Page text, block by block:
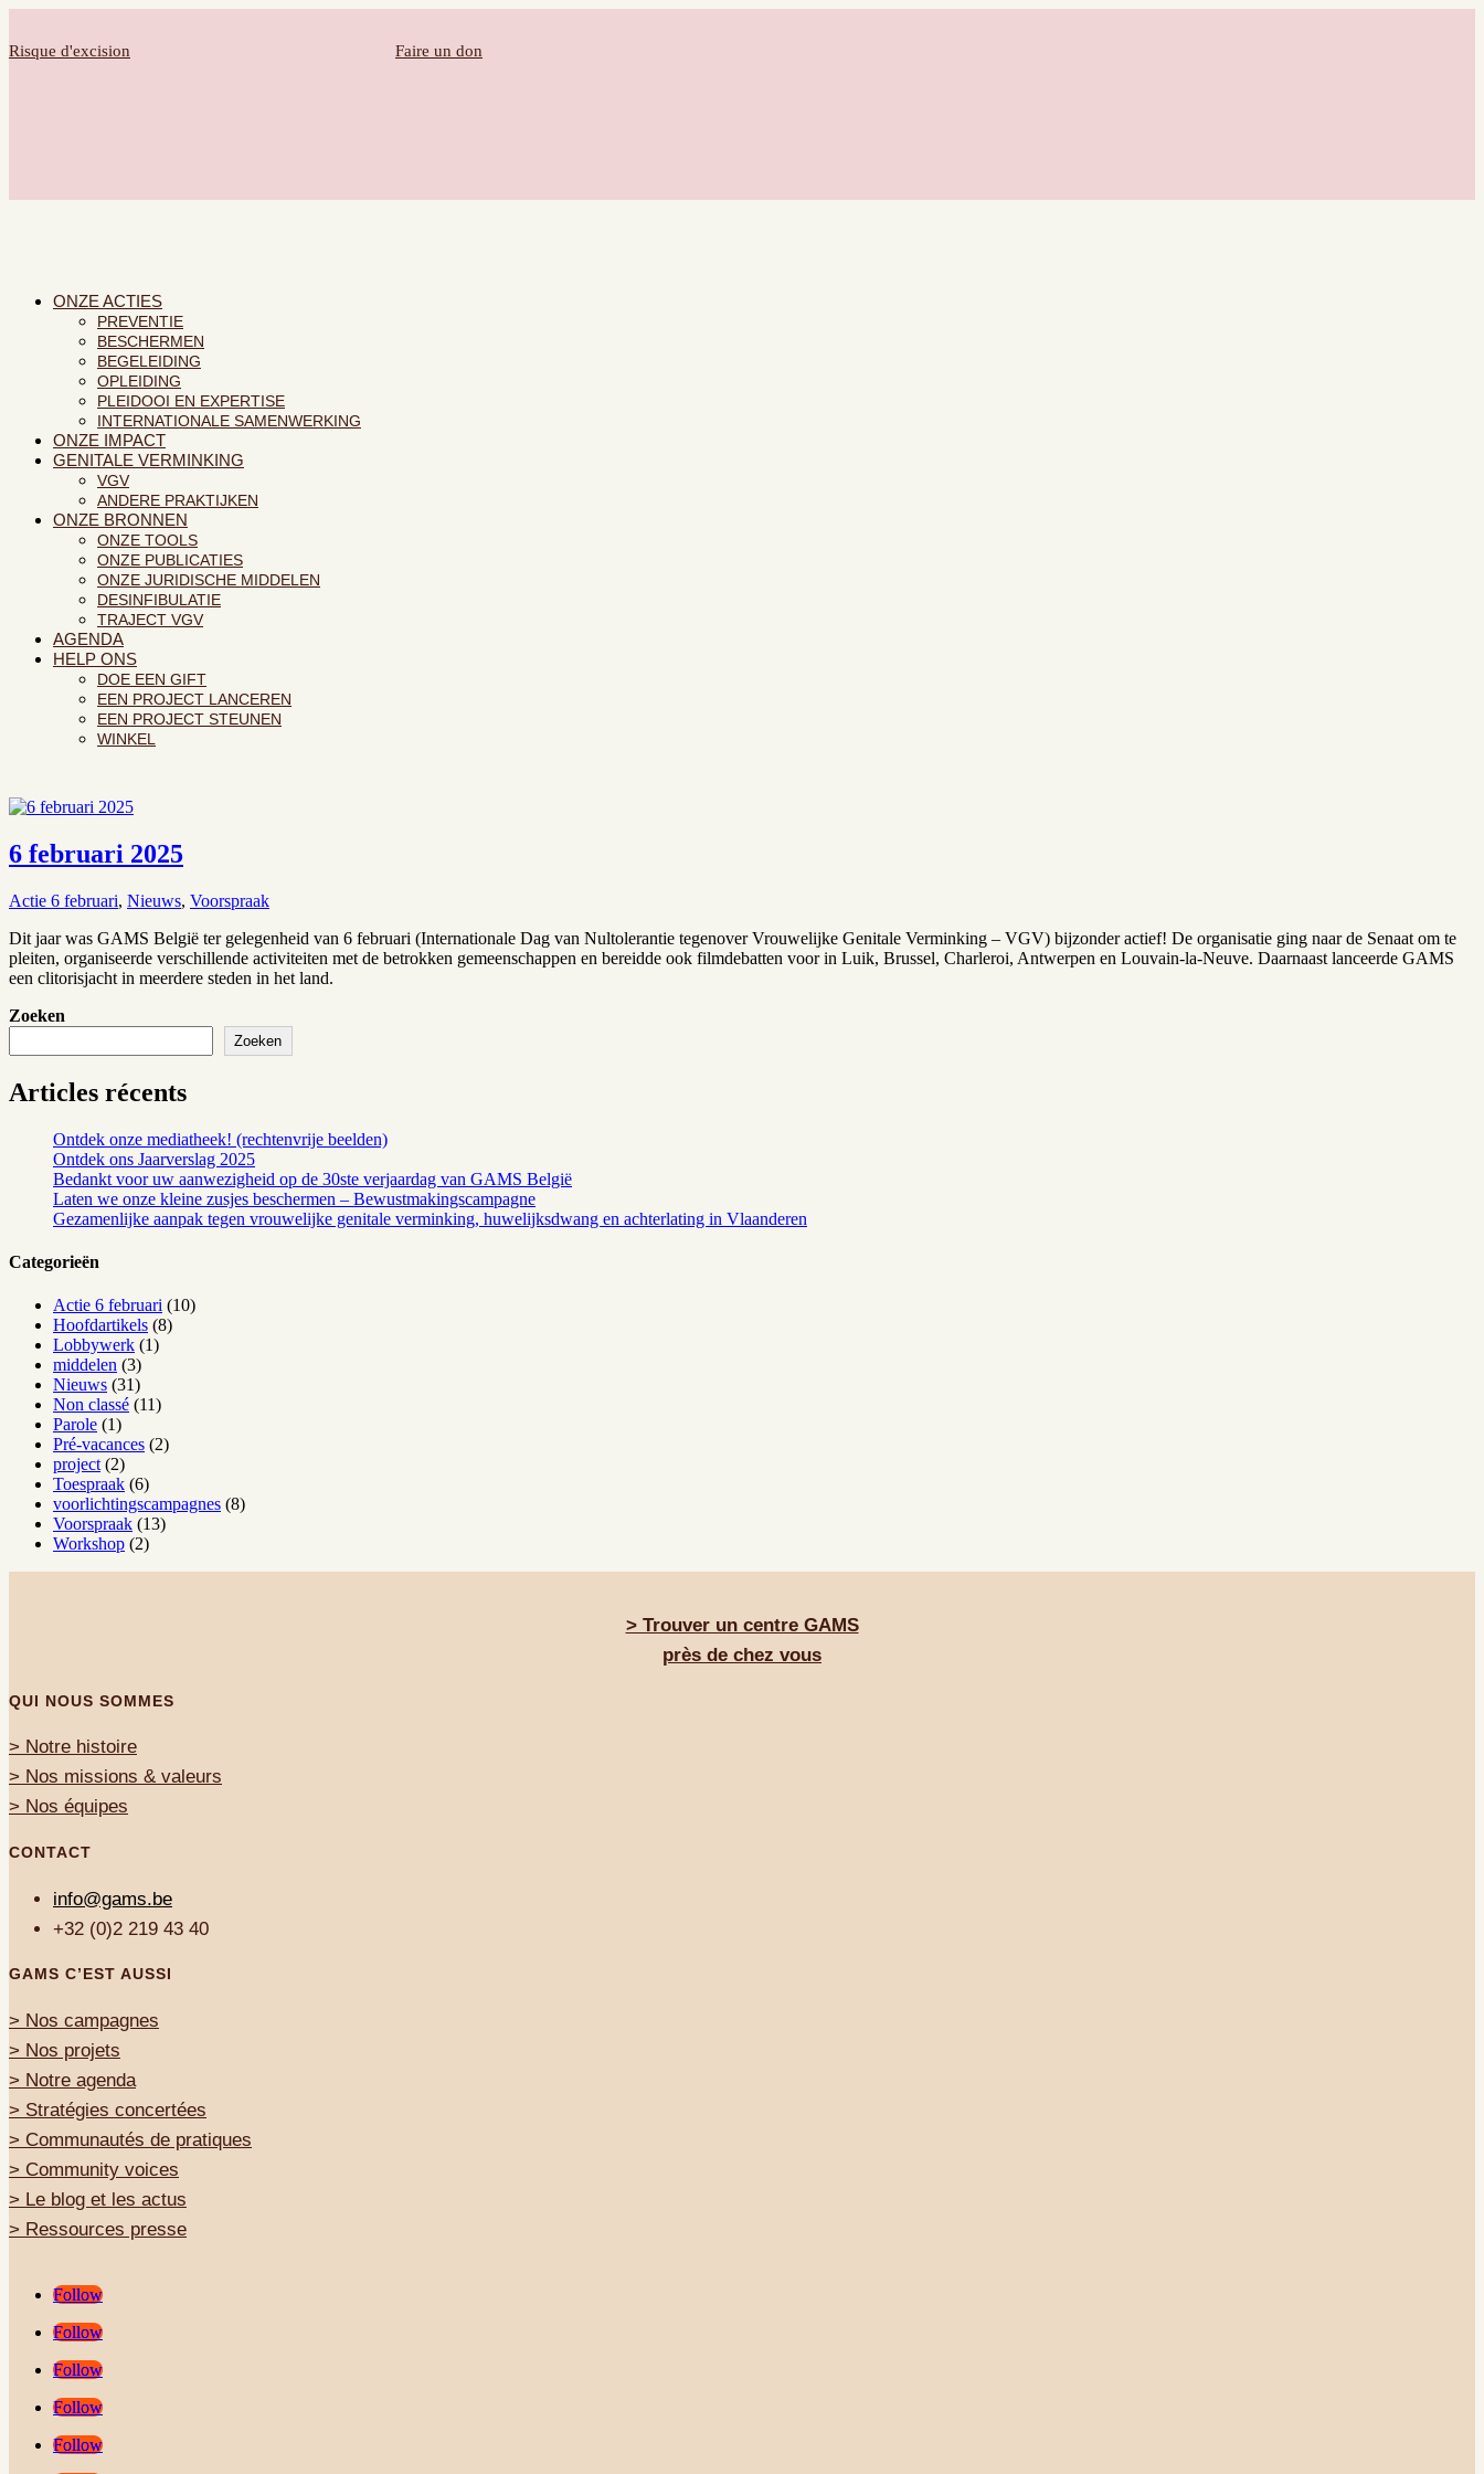
Risque d'excision Faire un don
ONZE ACTIES
PREVENTIE
BESCHERMEN
BEGELEIDING
OPLEIDING
PLEIDOOI EN EXPERTISE
INTERNATIONALE SAMENWERKING
ONZE IMPACT
GENITALE VERMINKING
VGV
ANDERE PRAKTIJKEN
ONZE BRONNEN
ONZE TOOLS
ONZE PUBLICATIES
ONZE JURIDISCHE MIDDELEN
DESINFIBULATIE
TRAJECT VGV
AGENDA
HELP ONS
DOE EEN GIFT
EEN PROJECT LANCEREN
EEN PROJECT STEUNEN
WINKEL
6 februari 2025
Actie 6 februari, Nieuws, Voorspraak
Dit jaar was GAMS België ter gelegenheid van 6 februari (Internationale Dag van Nultolerantie tegenover Vrouwelijke Genitale Verminking – VGV) bijzonder actief! De organisatie ging naar de Senaat om te
pleiten, organiseerde verschillende activiteiten met de betrokken gemeenschappen en bereidde ook filmdebatten voor in Luik, Brussel, Charleroi, Antwerpen en Louvain-la-Neuve. Daarnaast lanceerde GAMS
een clitorisjacht in meerdere steden in het land.
Zoeken
Zoeken
Articles récents
Ontdek onze mediatheek! (rechtenvrije beelden)
Ontdek ons Jaarverslag 2025
Bedankt voor uw aanwezigheid op de 30ste verjaardag van GAMS België
Laten we onze kleine zusjes beschermen – Bewustmakingscampagne
Gezamenlijke aanpak tegen vrouwelijke genitale verminking, huwelijksdwang en achterlating in Vlaanderen
Categorieën
Actie 6 februari (10)
Hoofdartikels (8)
Lobbywerk (1)
middelen (3)
Nieuws (31)
Non classé (11)
Parole (1)
Pré-vacances (2)
project (2)
Toespraak (6)
voorlichtingscampagnes (8)
Voorspraak (13)
Workshop (2)
> Trouver un centre GAMS
près de chez vous
QUI NOUS SOMMES
> Notre histoire
> Nos missions & valeurs
> Nos équipes
CONTACT
info@gams.be
+32 (0)2 219 43 40
GAMS C’EST AUSSI
> Nos campagnes
> Nos projets
> Notre agenda
> Stratégies concertées
> Communautés de pratiques
> Community voices
> Le blog et les actus
> Ressources presse
Follow
Follow
Follow
Follow
Follow